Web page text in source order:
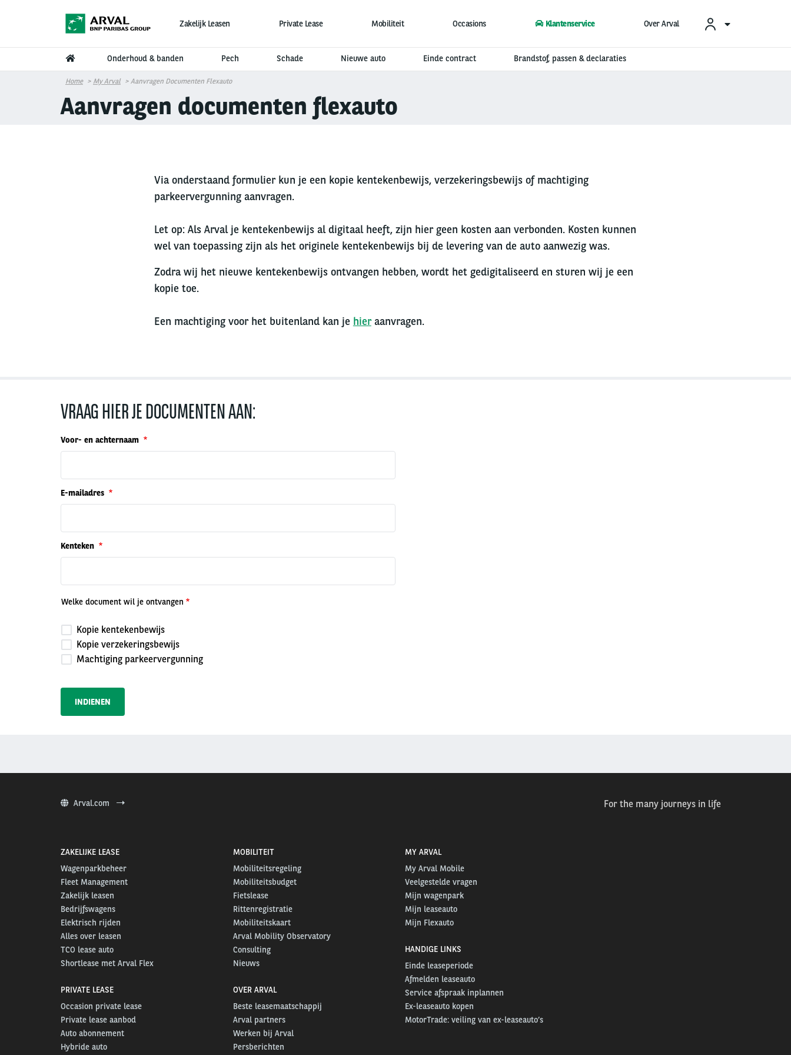
Zakelijk Leasen Private Lease Mobiliteit Occasions Klantenservice Over Arval
Onderhoud & banden Pech Schade Nieuwe auto Einde contract Brandstof, passen & declaraties
Home My Arval Aanvragen Documenten Flexauto
Aanvragen documenten flexauto
Via onderstaand formulier kun je een kopie kentekenbewijs, verzekeringsbewijs of machtiging
parkeervergunning aanvragen.
Let op: Als Arval je kentekenbewijs al digitaal heeft, zijn hier geen kosten aan verbonden. Kosten kunnen
wel van toepassing zijn als het originele kentekenbewijs bij de levering van de auto aanwezig was.
Zodra wij het nieuwe kentekenbewijs ontvangen hebben, wordt het gedigitaliseerd en sturen wij je een
kopie toe.
Een machtiging voor het buitenland kan je hieraanvragen.
VRAAG HIER JE DOCUMENTEN AAN:
Voor- en achternaam
E-mailadres
Kenteken
Welke document wil je ontvangen
Kopie kentekenbewijs
Kopie verzekeringsbewijs
Machtiging parkeervergunning
Arval.com For the many journeys in life
ZAKELIJKE LEASE
Wagenparkbeheer
Fleet Management
Zakelijk leasen
Bedrijfswagens
Elektrisch rijden
Alles over leasen
TCO lease auto
Shortlease met Arval Flex
PRIVATE LEASE
Occasion private lease
Private lease aanbod
Auto abonnement
Hybride auto
MOBILITEIT
Mobiliteitsregeling
Mobiliteitsbudget
Fietslease
Rittenregistratie
Mobiliteitskaart
Arval Mobility Observatory
Consulting
Nieuws
OVER ARVAL
Beste leasemaatschappij
Arval partners
Werken bij Arval
Persberichten
MY ARVAL
My Arval Mobile
Veelgestelde vragen
Mijn wagenpark
Mijn leaseauto
Mijn Flexauto
HANDIGE LINKS
Einde leaseperiode
Afmelden leaseauto
Service afspraak inplannen
Ex-leaseauto kopen
MotorTrade: veiling van ex-leaseauto’s